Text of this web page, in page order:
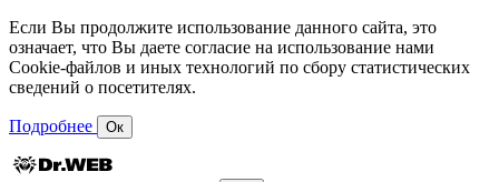
Если Вы продолжите использование данного сайта, это
означает, что Вы даете согласие на использование нами
Cookie-файлов и иных технологий по сбору статистических
сведений о посетителях.
Подробнее Ок